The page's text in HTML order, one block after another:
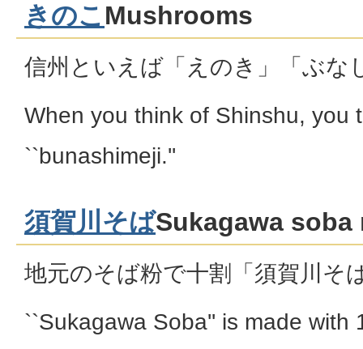
きのこMushrooms
信州といえば「えのき」「ぶな
When you think of Shinshu, you
``bunashimeji.''
須賀川そばSukagawa soba
地元のそば粉で十割「須賀川そ
``Sukagawa Soba'' is made with